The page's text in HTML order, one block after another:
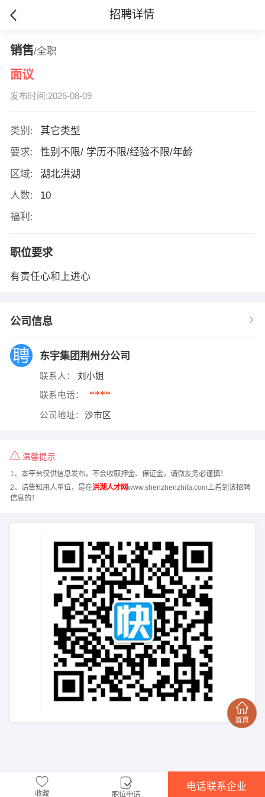
招聘详情
销售/全职
面议
发布时间:2026-08-09
类别:
其它类型
要求:
性别不限/ 学历不限/经验不限/年龄
区域:
湖北洪湖
人数:
10
福利:
职位要求
有责任心和上进心
公司信息
东宇集团荆州分公司
联系人： 刘小姐
联系电话： ****
公司地址： 沙市区
温馨提示
1、本平台仅供信息发布，不会收取押金、保证金，请微友务必谨慎！
2、请告知用人单位，是在洪湖人才网www.shenzhenzhifa.com上看到该招聘
信息的！
收藏 职位申请
电话联系企业